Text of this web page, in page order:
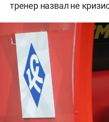
тренер назвал не